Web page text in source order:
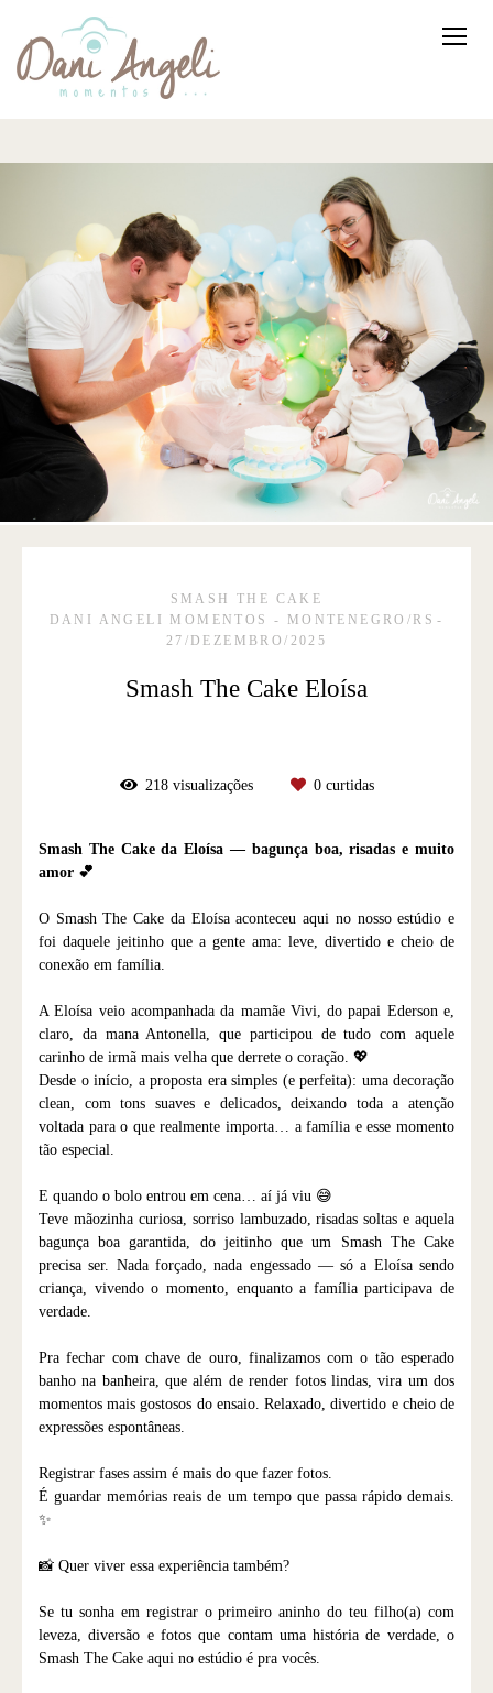
SMASH THE CAKE
DANI ANGELI MOMENTOS - MONTENEGRO/RS
27/DEZEMBRO/2025
Smash The Cake Eloísa
218visualizações 0curtidas
Smash The Cake da Eloísa — bagunça boa, risadas e muito
amor 💕
O Smash The Cake da Eloísa aconteceu aqui no nosso estúdio e
foi daquele jeitinho que a gente ama: leve, divertido e cheio de
conexão em família.
A Eloísa veio acompanhada da mamãe Vivi, do papai Ederson e,
claro, da mana Antonella, que participou de tudo com aquele
carinho de irmã mais velha que derrete o coração. 💖
Desde o início, a proposta era simples (e perfeita): uma decoração
clean, com tons suaves e delicados, deixando toda a atenção
voltada para o que realmente importa… a família e esse momento
tão especial.
E quando o bolo entrou em cena… aí já viu 😅
Teve mãozinha curiosa, sorriso lambuzado, risadas soltas e aquela
bagunça boa garantida, do jeitinho que um Smash The Cake
precisa ser. Nada forçado, nada engessado — só a Eloísa sendo
criança, vivendo o momento, enquanto a família participava de
verdade.
Pra fechar com chave de ouro, finalizamos com o tão esperado
banho na banheira, que além de render fotos lindas, vira um dos
momentos mais gostosos do ensaio. Relaxado, divertido e cheio de
expressões espontâneas.
Registrar fases assim é mais do que fazer fotos.
É guardar memórias reais de um tempo que passa rápido demais.
✨
📸 Quer viver essa experiência também?
Se tu sonha em registrar o primeiro aninho do teu filho(a) com
leveza, diversão e fotos que contam uma história de verdade, o
Smash The Cake aqui no estúdio é pra vocês.